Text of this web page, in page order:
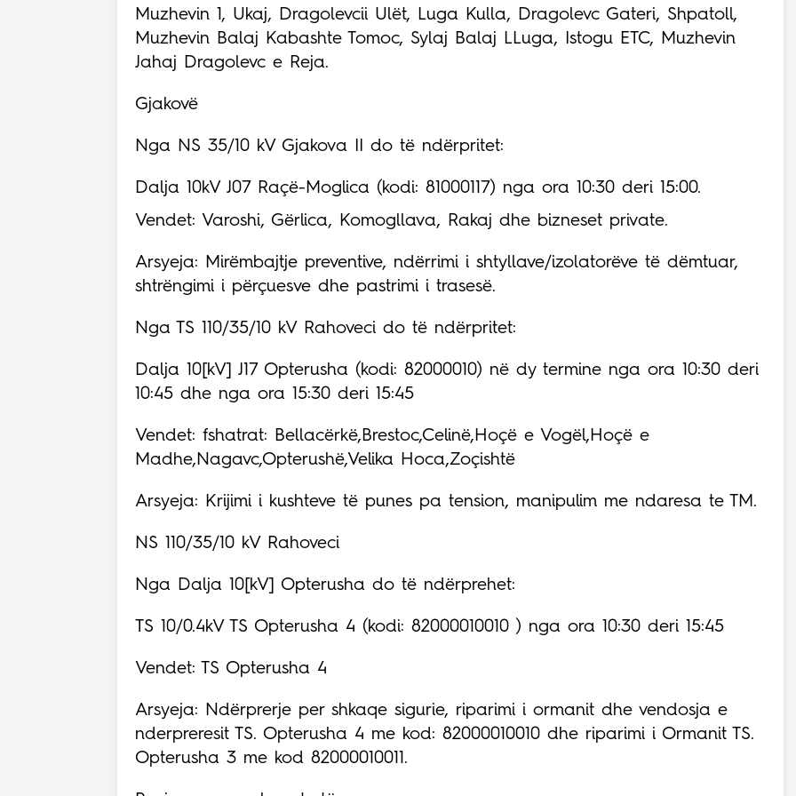
Muzhevin 1, Ukaj, Dragolevcii Ulët, Luga Kulla, Dragolevc Gateri, Shpatoll,
Muzhevin Balaj Kabashte Tomoc, Sylaj Balaj LLuga, Istogu ETC, Muzhevin
Jahaj Dragolevc e Reja.
Gjakovë
Nga NS 35/10 kV Gjakova II do të ndërpritet:
Dalja 10kV J07 Raçë-Moglica (kodi: 81000117) nga ora 10:30 deri 15:00.
Vendet: Varoshi, Gërlica, Komogllava, Rakaj dhe bizneset private.
Arsyeja: Mirëmbajtje preventive, ndërrimi i shtyllave/izolatorëve të dëmtuar,
shtrëngimi i përçuesve dhe pastrimi i trasesë.
Nga TS 110/35/10 kV Rahoveci do të ndërpritet:
Dalja 10[kV] J17 Opterusha (kodi: 82000010) në dy termine nga ora 10:30 deri
10:45 dhe nga ora 15:30 deri 15:45
Vendet: fshatrat: Bellacërkë,Brestoc,Celinë,Hoçë e Vogël,Hoçë e
Madhe,Nagavc,Opterushë,Velika Hoca,Zoçishtë
Arsyeja: Krijimi i kushteve të punes pa tension, manipulim me ndaresa te TM.
NS 110/35/10 kV Rahoveci
Nga Dalja 10[kV] Opterusha do të ndërprehet:
TS 10/0.4kV TS Opterusha 4 (kodi: 82000010010 ) nga ora 10:30 deri 15:45
Vendet: TS Opterusha 4
Arsyeja: Ndërprerje per shkaqe sigurie, riparimi i ormanit dhe vendosja e
nderpreresit TS. Opterusha 4 me kod: 82000010010 dhe riparimi i Ormanit TS.
Opterusha 3 me kod 82000010011.